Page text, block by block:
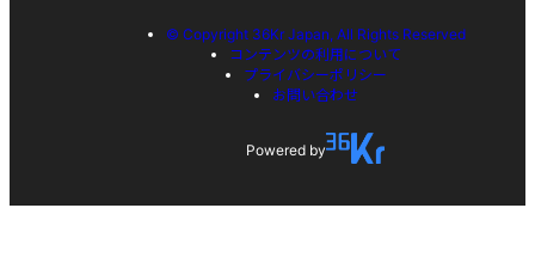
© Copyright 36Kr Japan, All Rights Reserved
コンテンツの利用について
プライバシーポリシー
お問い合わせ
Powered by